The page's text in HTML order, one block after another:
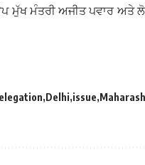
ਮੁੱਖ ਮੰਤਰੀ ਅਜੀਤ ਪਵਾਰ ਅਤੇ
Delhi issue